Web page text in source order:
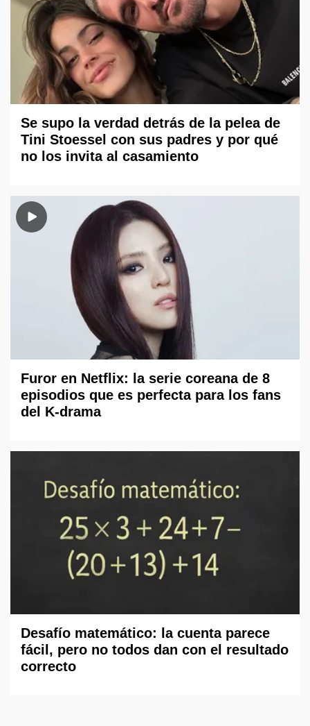
Se supo la verdad detrás de la pelea de
Tini Stoessel con sus padres y por qué
no los invita al casamiento
Furor en Netflix: la serie coreana de 8
episodios que es perfecta para los fans
del K-drama
Desafío matemático: la cuenta parece
fácil, pero no todos dan con el resultado
correcto